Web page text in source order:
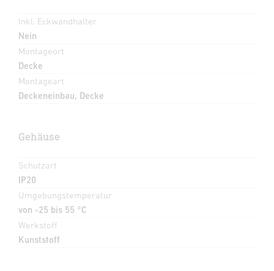
Inkl. Eckwandhalter
Nein
Montageort
Decke
Montageart
Deckeneinbau, Decke
Gehäuse
Schutzart
IP20
Umgebungstemperatur
von -25 bis 55 °C
Werkstoff
Kunststoff